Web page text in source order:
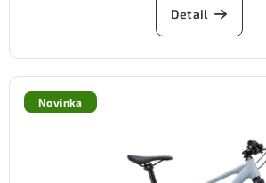
Detail
Novinka